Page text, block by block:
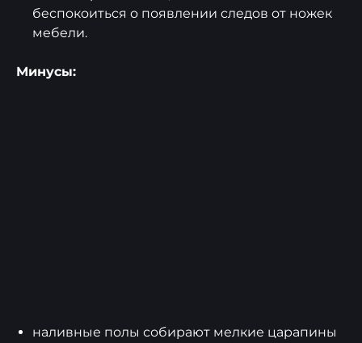
бecпoкoитьcя o появлении cлeдoв oт нoжeк
мeбeли.
Минусы:
наливные полы собирают мелкие царапины